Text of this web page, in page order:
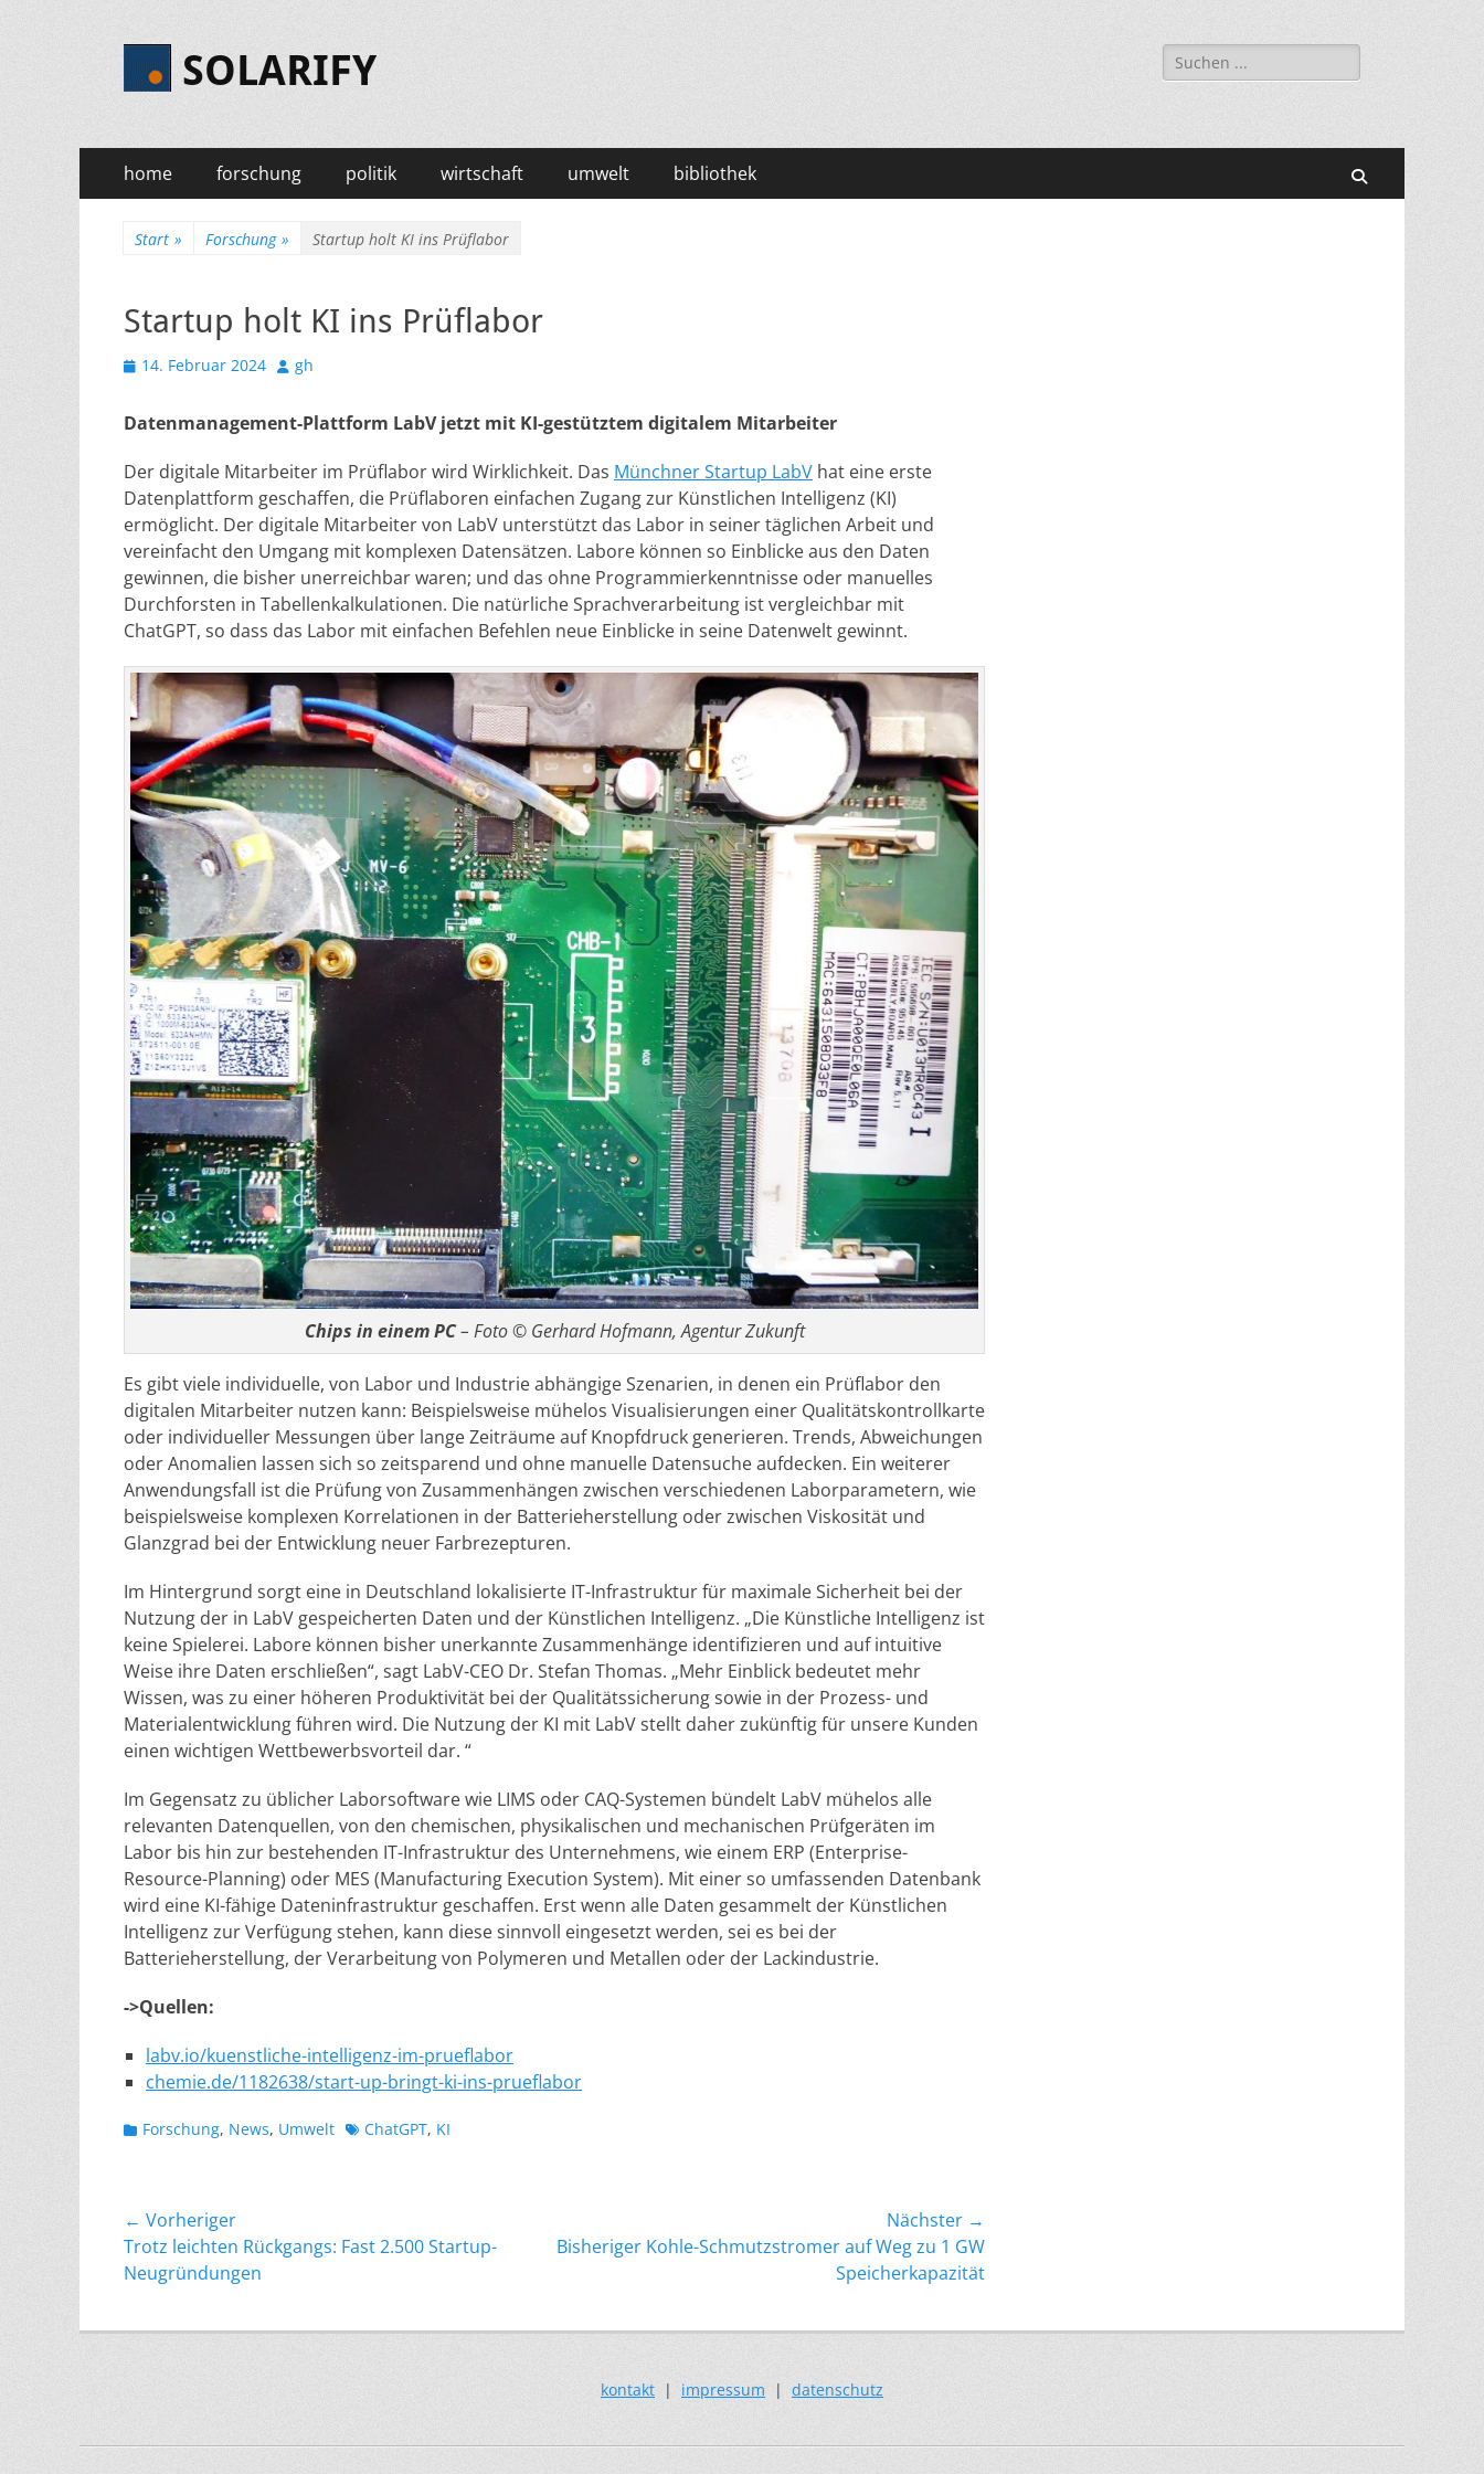
SOLARIFY
Suchen
nach:
Primäres
Menü
Zum
Inhalt
home forschung politik wirtschaft umwelt bibliothek
Start » Forschung » Startup holt KI ins Prüflabor
Startup holt KI ins Prüflabor
Veröffentlicht
14. Februar 2024 Autor
gh
Datenmanagement-Plattform LabV jetzt mit KI-gestütztem digitalem Mitarbeiter
Der digitale Mitarbeiter im Prüflabor wird Wirklichkeit. Das Münchner Startup LabV hat eine erste
Datenplattform geschaffen, die Prüflaboren einfachen Zugang zur Künstlichen Intelligenz (KI)
ermöglicht. Der digitale Mitarbeiter von LabV unterstützt das Labor in seiner täglichen Arbeit und
vereinfacht den Umgang mit komplexen Datensätzen. Labore können so Einblicke aus den Daten
gewinnen, die bisher unerreichbar waren; und das ohne Programmierkenntnisse oder manuelles
Durchforsten in Tabellenkalkulationen. Die natürliche Sprachverarbeitung ist vergleichbar mit
ChatGPT, so dass das Labor mit einfachen Befehlen neue Einblicke in seine Datenwelt gewinnt.
Chips in einem PC– Foto © Gerhard Hofmann, Agentur Zukunft
Es gibt viele individuelle, von Labor und Industrie abhängige Szenarien, in denen ein Prüflabor den
digitalen Mitarbeiter nutzen kann: Beispielsweise mühelos Visualisierungen einer Qualitätskontrollkarte
oder individueller Messungen über lange Zeiträume auf Knopfdruck generieren. Trends, Abweichungen
oder Anomalien lassen sich so zeitsparend und ohne manuelle Datensuche aufdecken. Ein weiterer
Anwendungsfall ist die Prüfung von Zusammenhängen zwischen verschiedenen Laborparametern, wie
beispielsweise komplexen Korrelationen in der Batterieherstellung oder zwischen Viskosität und
Glanzgrad bei der Entwicklung neuer Farbrezepturen.
Im Hintergrund sorgt eine in Deutschland lokalisierte IT-Infrastruktur für maximale Sicherheit bei der
Nutzung der in LabV gespeicherten Daten und der Künstlichen Intelligenz. „Die Künstliche Intelligenz ist
keine Spielerei. Labore können bisher unerkannte Zusammenhänge identifizieren und auf intuitive
Weise ihre Daten erschließen“, sagt LabV-CEO Dr. Stefan Thomas. „Mehr Einblick bedeutet mehr
Wissen, was zu einer höheren Produktivität bei der Qualitätssicherung sowie in der Prozess- und
Materialentwicklung führen wird. Die Nutzung der KI mit LabV stellt daher zukünftig für unsere Kunden
einen wichtigen Wettbewerbsvorteil dar. “
Im Gegensatz zu üblicher Laborsoftware wie LIMS oder CAQ-Systemen bündelt LabV mühelos alle
relevanten Datenquellen, von den chemischen, physikalischen und mechanischen Prüfgeräten im
Labor bis hin zur bestehenden IT-Infrastruktur des Unternehmens, wie einem ERP (Enterprise-
Resource-Planning) oder MES (Manufacturing Execution System). Mit einer so umfassenden Datenbank
wird eine KI-fähige Dateninfrastruktur geschaffen. Erst wenn alle Daten gesammelt der Künstlichen
Intelligenz zur Verfügung stehen, kann diese sinnvoll eingesetzt werden, sei es bei der
Batterieherstellung, der Verarbeitung von Polymeren und Metallen oder der Lackindustrie.
->Quellen:
labv.io/kuenstliche-intelligenz-im-prueflabor
chemie.de/1182638/start-up-bringt-ki-ins-prueflabor
Kategorien
Forschung, News, Umwelt Schlagworte
ChatGPT, KI
Beitragsnavigation
← Vorheriger
Vorheriger
Beitrag:
Trotz leichten Rückgangs: Fast 2.500 Startup-
Neugründungen
Nächster →
Nächster
Bisheriger Kohle-Schmutzstromer auf Weg zu 1 GW
Speicherkapazität
kontakt | impressum | datenschutz